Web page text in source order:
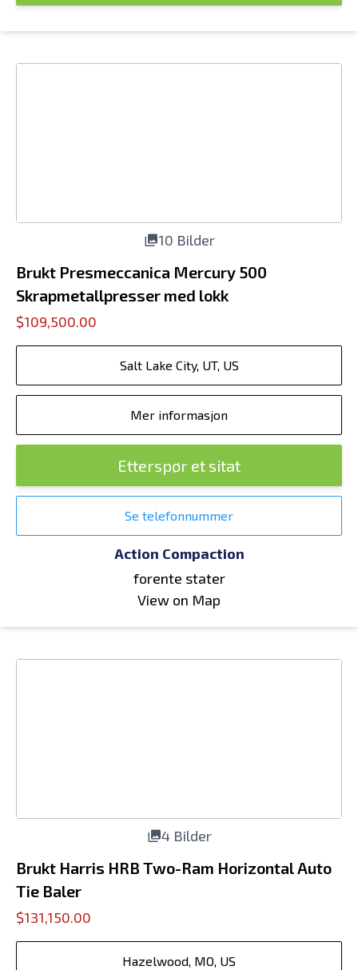
10 Bilder
Brukt Presmeccanica Mercury 500
Skrapmetallpresser med lokk
$109,500.00
Salt Lake City, UT, US
Mer informasjon
Etterspør et sitat
Se telefonnummer
Action Compaction
forente stater
View on Map
4 Bilder
Brukt Harris HRB Two-Ram Horizontal Auto
Tie Baler
$131,150.00
Hazelwood, MO, US